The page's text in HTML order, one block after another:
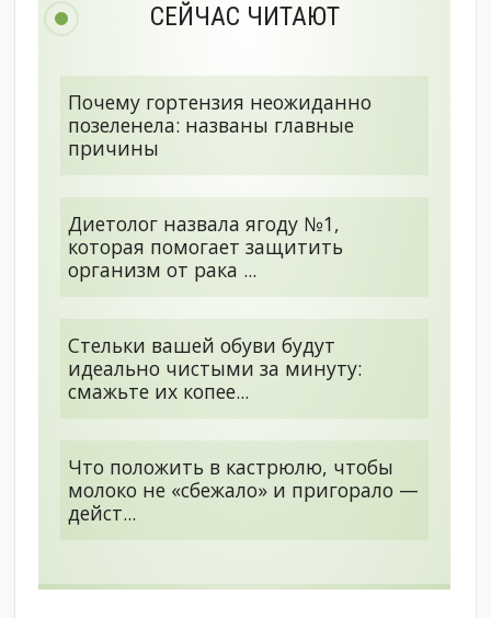
СЕЙЧАС ЧИТАЮТ
Почему гортензия неожиданно
позеленела: названы главные
причины
Диетолог назвала ягоду №1,
которая помогает защитить
организм от рака ...
Стельки вашей обуви будут
идеально чистыми за минуту:
смажьте их копее...
Что положить в кастрюлю, чтобы
молоко не «сбежало» и пригорало —
дейст...